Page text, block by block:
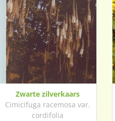
Zwarte zilverkaars
Cimicifuga racemosa var.
cordifolia